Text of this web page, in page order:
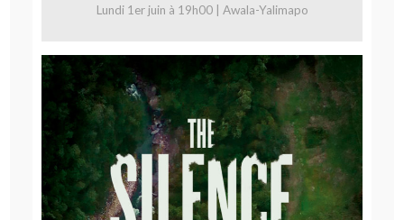
Lundi 1er juin à 19h00 | Awala-Yalimapo